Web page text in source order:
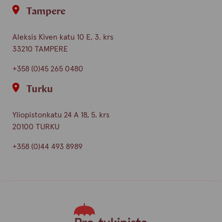
Tampere
Aleksis Kiven katu 10 E, 3. krs
33210 TAMPERE
+358 (0)45 265 0480
Turku
Yliopistonkatu 24 A 18, 5. krs
20100 TURKU
+358 (0)44 493 8989